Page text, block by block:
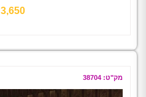
3,650 ₪‎
מק"ט: 38704